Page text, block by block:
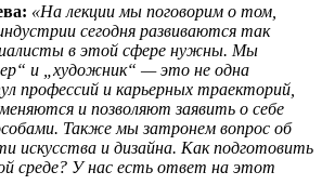
«На лекции мы поговорим о том,
сегодня развиваются так
в этой сфере нужны. Мы
и „художник“ — это не одна
профессий и карьерных траекторий,
и позволяют заявить о себе
Также мы затронем вопрос об
искусства и дизайна. Как подготовить
среде? У нас есть ответ на этот